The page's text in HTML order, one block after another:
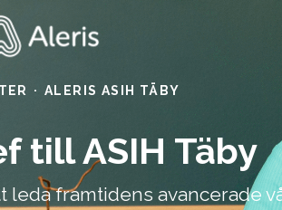
· ALERIS ASIH TÄBY
till ASIH Täby
framtidens avancerade